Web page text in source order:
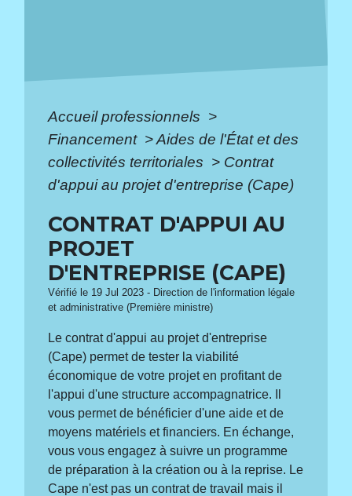
Accueil professionnels >
Financement >Aides de l'État et des
collectivités territoriales > Contrat
d'appui au projet d'entreprise (Cape)
CONTRAT D'APPUI AU
PROJET
D'ENTREPRISE (CAPE)
Vérifié le 19 Jul 2023 - Direction de l'information légale
et administrative (Première ministre)
Le contrat d'appui au projet d'entreprise
(Cape) permet de tester la viabilité
économique de votre projet en profitant de
l'appui d'une structure accompagnatrice. Il
vous permet de bénéficier d'une aide et de
moyens matériels et financiers. En échange,
vous vous engagez à suivre un programme
de préparation à la création ou à la reprise. Le
Cape n'est pas un contrat de travail mais il